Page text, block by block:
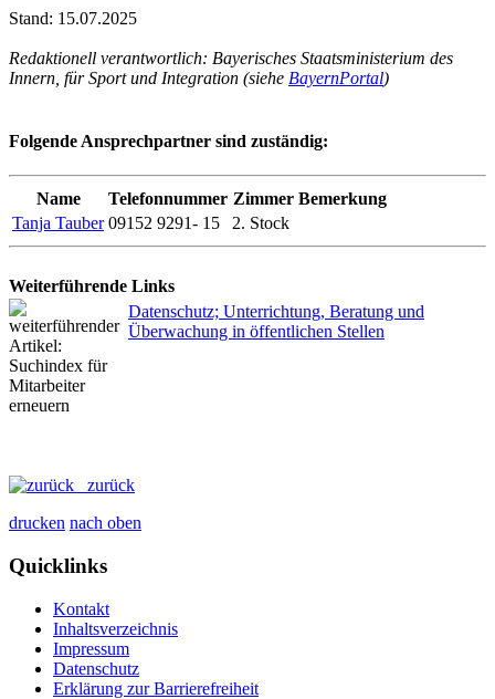
Stand: 15.07.2025
Redaktionell verantwortlich: Bayerisches Staatsministerium des
Innern, für Sport und Integration (siehe BayernPortal)
Folgende Ansprechpartner sind zuständig:
Name Telefonnummer Zimmer Bemerkung
Tanja Tauber 09152 9291- 15 2. Stock
Weiterführende Links
Datenschutz; Unterrichtung, Beratung und
Überwachung in öffentlichen Stellen
zurück
drucken nach oben
Quicklinks
Kontakt
Inhaltsverzeichnis
Impressum
Datenschutz
Erklärung zur Barrierefreiheit